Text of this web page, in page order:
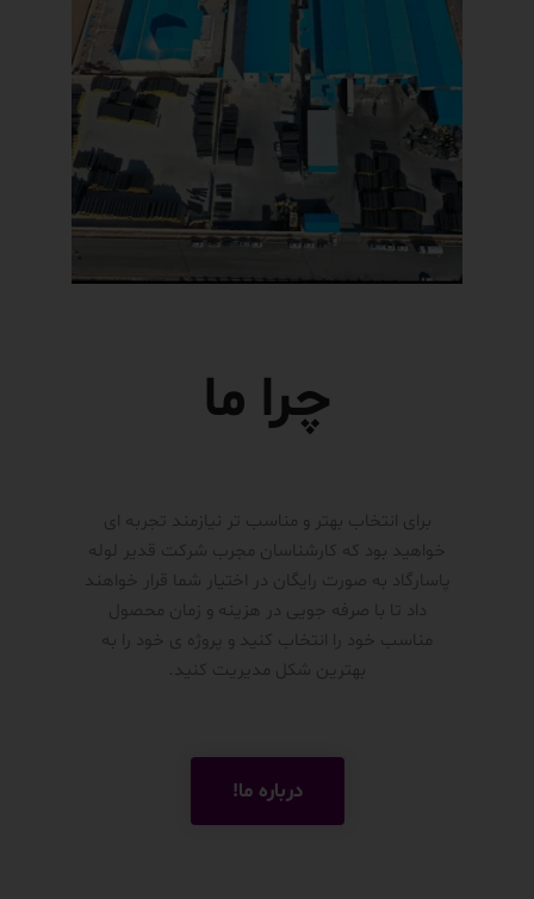
چرا ما
برای انتخاب بهتر و مناسب تر نیازمند تجربه ای
خواهید بود که کارشناسان مجرب شرکت قدیر لوله
پاسارگاد به صورت رایگان در اختیار شما قرار خواهند
داد تا با صرفه جویی در هزینه و زمان محصول
مناسب خود را انتخاب کنید و پروژه ی خود را به
بهترین شکل مدیریت کنید.
درباره ما!